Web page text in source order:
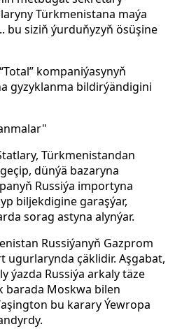
Türkmenistana maýa
bu siziň ýurduňyzyň ösüşine
kompaniýasynyň
gyzyklanma bildirýändigini
Türkmenistandan
dünýä bazaryna
Russiýa importyna
biljekdigine garaşýar,
sorag astyna alynýar.
Russiýanyň Gazprom
ugurlarynda çäklidir. Aşgabat,
ýazda Russiýa arkaly täze
barada Moskwa bilen
bu karary Ýewropa